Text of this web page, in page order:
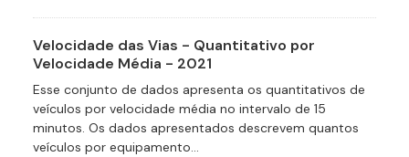
Velocidade das Vias - Quantitativo por
Velocidade Média - 2021
Esse conjunto de dados apresenta os quantitativos de
veículos por velocidade média no intervalo de 15
minutos. Os dados apresentados descrevem quantos
veículos por equipamento...